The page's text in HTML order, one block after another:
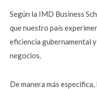
Según la IMD Business
que nuestro país
eficiencia gubernamental
negocios.
De manera más